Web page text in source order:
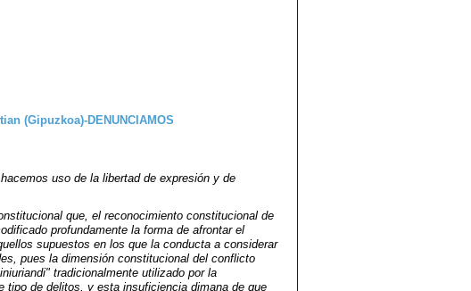
uso de la libertad de expresión y de
que, el reconocimiento constitucional de
profundamente la forma de afrontar el
supuestos en los que la conducta a considerar
pues la dimensión constitucional del conflicto
tradicionalmente utilizado por la
tipo de delitos, y esta insuficiencia dimana de que